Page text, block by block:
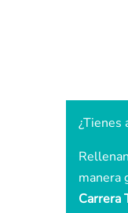
¿Tienes
manera
Carrera